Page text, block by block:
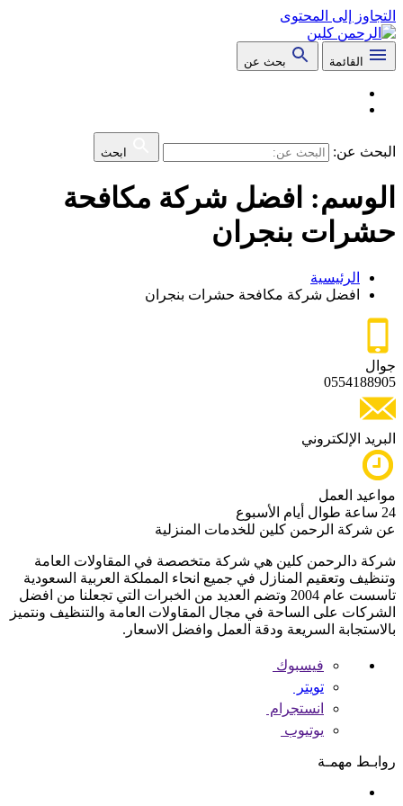
التجاوز إلى المحتوى
القائمة بحث عن
البحث عن: ابحث
الوسم: افضل شركة مكافحة
حشرات بنجران
الرئيسية
افضل شركة مكافحة حشرات بنجران
جوال
0554188905
البريد الإلكتروني
مواعيد العمل
24 ساعة طوال أيام الأسبوع
عن شركة الرحمن كلين للخدمات المنزلية
شركة دالرحمن كلين هي شركة متخصصة في المقاولات العامة
وتنظيف وتعقيم المنازل في جميع انحاء المملكة العربية السعودية
تاسست عام 2004 وتضم العديد من الخبرات التي تجعلنا من افضل
الشركات على الساحة في مجال المقاولات العامة والتنظيف ونتميز
بالاستجابة السريعة ودقة العمل وافضل الاسعار.
فيسبوك
تويتر
انستجرام
يوتيوب
روابـط مهمـة